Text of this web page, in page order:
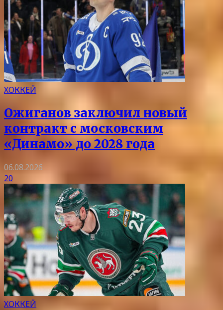
ХОККЕЙ
Ожиганов заключил новый
контракт с московским
«Динамо» до 2028 года
06.08.2026
20
ХОККЕЙ